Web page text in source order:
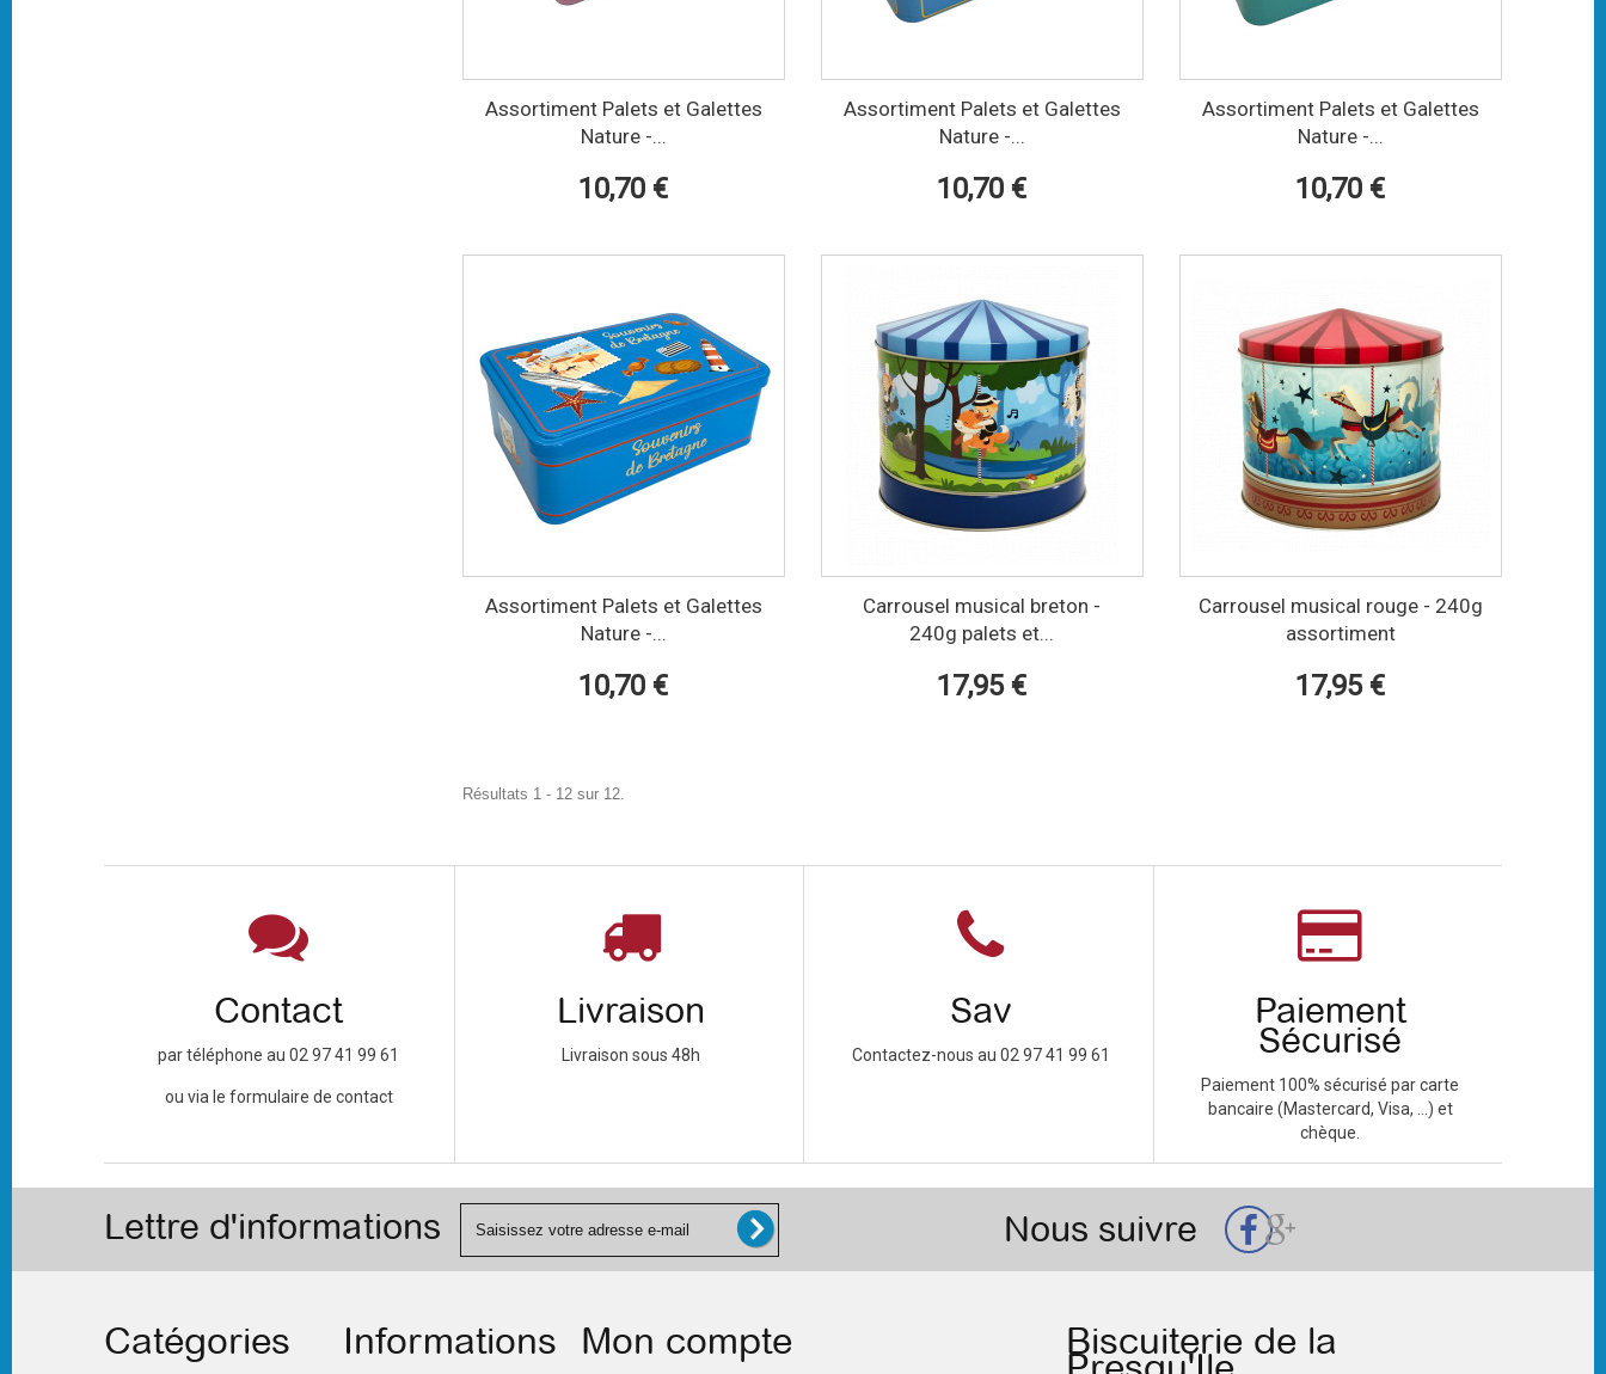
Assortiment Palets et Galettes
Nature -...
10,70 €
Assortiment Palets et Galettes
Nature -...
10,70 €
Assortiment Palets et Galettes
Nature -...
10,70 €
Assortiment Palets et Galettes
Nature -...
10,70 €
Carrousel musical breton -
240g palets et...
17,95 €
Carrousel musical rouge - 240g
assortiment
17,95 €
Résultats 1 - 12 sur 12.
Contact
par téléphone au 02 97 41 99 61
ou via le formulaire de contact
Livraison
Livraison sous 48h
Sav
Contactez-nous au 02 97 41 99 61
Paiement
Sécurisé
Paiement 100% sécurisé par carte
bancaire (Mastercard, Visa, ...) et
chèque.
Lettre d'informations Nous suivre
Catégories Informations Mon compte Biscuiterie de la